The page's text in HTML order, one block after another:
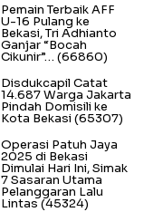
Pemain Terbaik AFF
U-16 Pulang ke
Bekasi, Tri Adhianto
Ganjar “Bocah
Cikunir”… (66860)
Disdukcapil Catat
14.687 Warga Jakarta
Pindah Domisili ke
Kota Bekasi (65307)
Operasi Patuh Jaya
2025 di Bekasi
Dimulai Hari Ini, Simak
7 Sasaran Utama
Pelanggaran Lalu
Lintas(45324)